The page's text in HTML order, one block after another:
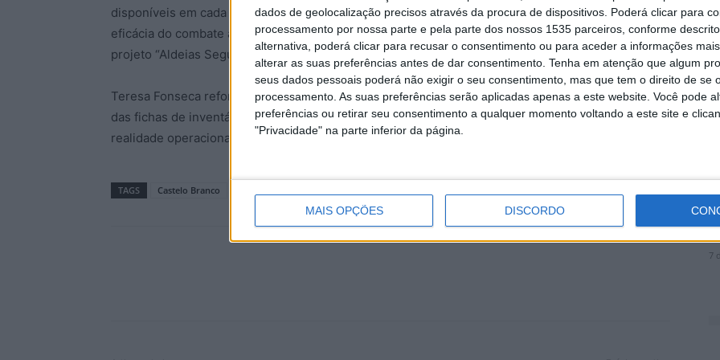
dados de geolocalização precisos através da procura de dispositivos. Poderá clicar para
processamento por nossa parte e pela parte dos nossos 1535 parceiros, conforme
alternativa, poderá clicar para recusar o consentimento ou para aceder a informações
alterar as suas preferências antes de dar consentimento. Tenha em atenção que algum
seus dados pessoais poderá não exigir o seu consentimento, mas que tem o direito de se
processamento. As suas preferências serão aplicadas apenas a este website. Você pode
preferências ou retirar seu consentimento a qualquer momento voltando a este site e
"Privacidade" na parte inferior da página.
MAIS OPÇÕES DISCORDO
disponíveis em cada freguesia, ferramenta considerada vital para o apoio à decisão e para a
eficácia do combate aos incêndios, bem como o levantamento do estado de implementação do
projeto “Aldeias Seguras”.
Teresa Fonseca reforçou ainda o apelo à colaboração ativa de todas as Juntas no preenchimento
das fichas de inventário, garantindo que o planeamento municipal corresponda fielmente à
realidade operacional de cada localidade.
TAGS Castelo Branco
7
7